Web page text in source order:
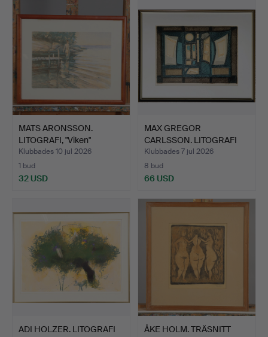
MATS ARONSSON.
LITOGRAFI, "Viken"
signerad…
Klubbades 10 jul 2026
1 bud
32 USD
MAX GREGOR
CARLSSON. LITOGRAFI
signerad s…
Klubbades 7 jul 2026
8 bud
66 USD
ADI HOLZER. LITOGRAFI
ÅKE HOLM. TRÄSNITT